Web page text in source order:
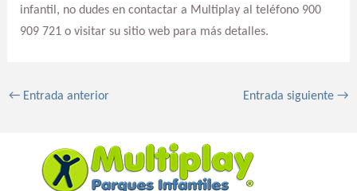
infantil, no dudes en contactar a Multiplay al teléfono 900
909 721 o visitar su sitio web para más detalles.
←Entrada anterior Entrada siguiente→